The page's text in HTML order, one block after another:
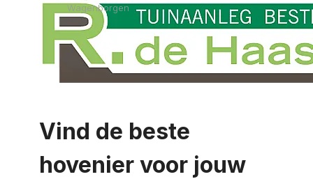
Wagenborgen
Vind de beste
hovenier voor jouw